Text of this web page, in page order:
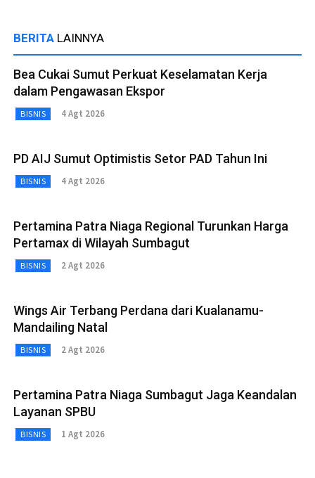
BERITA LAINNYA
Bea Cukai Sumut Perkuat Keselamatan Kerja
dalam Pengawasan Ekspor
BISNIS 4 Agt 2026
PD AIJ Sumut Optimistis Setor PAD Tahun Ini
BISNIS 4 Agt 2026
Pertamina Patra Niaga Regional Turunkan Harga
Pertamax di Wilayah Sumbagut
BISNIS 2 Agt 2026
Wings Air Terbang Perdana dari Kualanamu-
Mandailing Natal
BISNIS 2 Agt 2026
Pertamina Patra Niaga Sumbagut Jaga Keandalan
Layanan SPBU
BISNIS 1 Agt 2026